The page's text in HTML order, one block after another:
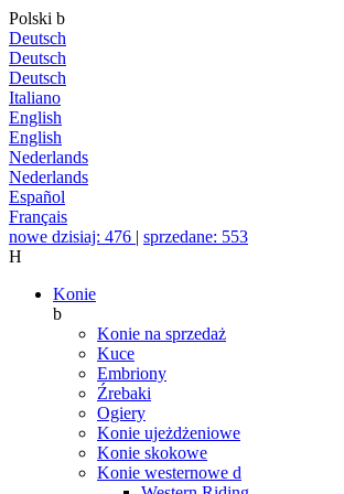
Polski b
Deutsch
Deutsch
Deutsch
Italiano
English
English
Nederlands
Nederlands
Español
Français
nowe dzisiaj: 476 | sprzedane: 553
H
Konie
b
Konie na sprzedaż
Kuce
Embriony
Źrebaki
Ogiery
Konie ujeżdżeniowe
Konie skokowe
Konie westernowe d